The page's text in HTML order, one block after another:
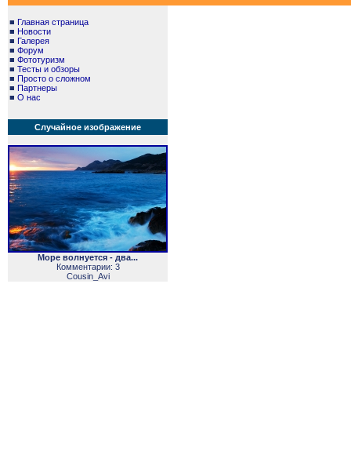
■ Главная страница
■ Новости
■ Галерея
■ Форум
■ Фототуризм
■ Тесты и обзоры
■ Просто о сложном
■ Партнеры
■ О нас
Случайное изображение
Море волнуется - два...
Комментарии: 3
Cousin_Avi